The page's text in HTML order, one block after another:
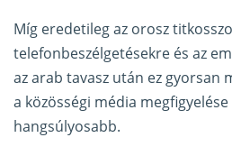
Míg eredetileg az orosz
telefonbeszélgetésekre és az
az arab tavasz után ez gyorsan
a közösségi média
hangsúlyosabb.